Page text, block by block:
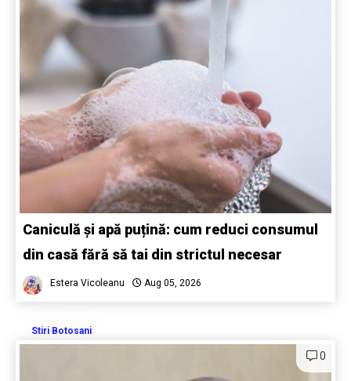
Caniculă și apă puțină: cum reduci consumul
din casă fără să tai din strictul necesar
Estera Vicoleanu Aug 05, 2026
Stiri Botosani
0